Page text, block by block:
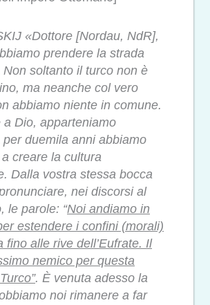
«Dottore [Nordau, NdR],
prendere la strada
soltanto il turco non è
ma neanche col vero
abbiamo niente in comune.
a Dio, apparteniamo
per duemila anni abbiamo
creare la cultura
Dalla vostra stessa bocca
nei discorsi al
le parole: “Noi andiamo in
estendere i confini (morali)
fino alle rive dell’Eufrate. Il
nemico per questa
. È venuta adesso la
noi rimanere a far